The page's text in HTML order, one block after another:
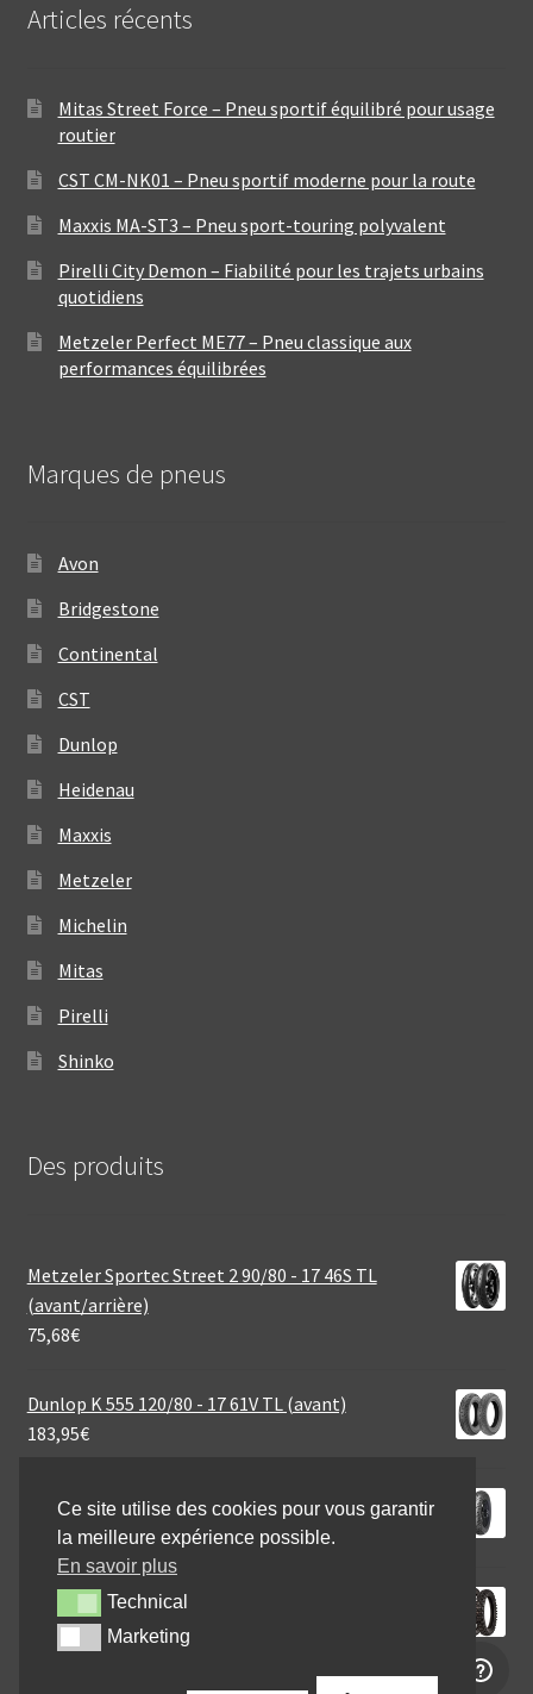
Articles récents
Mitas Street Force – Pneu sportif équilibré pour usage
routier
CST CM-NK01 – Pneu sportif moderne pour la route
Maxxis MA-ST3 – Pneu sport-touring polyvalent
Pirelli City Demon – Fiabilité pour les trajets urbains
quotidiens
Metzeler Perfect ME77 – Pneu classique aux
performances équilibrées
Marques de pneus
Avon
Bridgestone
Continental
CST
Dunlop
Heidenau
Maxxis
Metzeler
Michelin
Mitas
Pirelli
Shinko
Des produits
Metzeler Sportec Street 2 90/80 - 17 46S TL
(avant/arrière)
75,68€
Dunlop K 555 120/80 - 17 61V TL (avant)
183,95€
Mitas MC 7 2.75 - 18 42P TT (avant/arrière)
48,95€
Michelin Tracker 110/100 - 18 64R TT (arrière)
74,95€
Ce site utilise des cookies pour vous garantir
la meilleure expérience possible.
En savoir plus
TechnicalTechnical
MarketingMarketing